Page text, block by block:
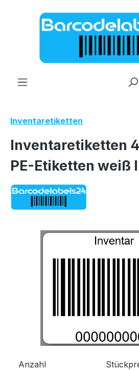
Zum Hauptinhalt springen
Inventaretiketten
Inventaretiketten
PE-Etiketten weiß
Bildergalerie überspringen
Anzahl